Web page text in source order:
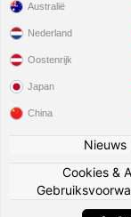
Australië
Nederland
Oostenrijk
Japan
China
Nieuws|
Cookies &